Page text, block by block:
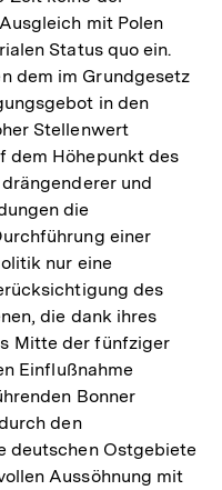
mit Polen
Status quo ein.
dem im Grundgesetz
in den
Stellenwert
dem Höhepunkt des
und
die
einer
nur eine
des
die dank ihres
Mitte der fünfziger
Einflußnahme
Bonner
den
deutschen Ostgebiete
Aussöhnung mit